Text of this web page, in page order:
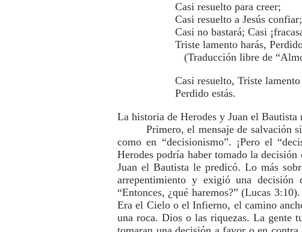
Casi resuelto para creer;
Casi resuelto a Jesús confiar;
Casi no bastará; Casi
Triste lamento harás,
(Traducción libre de
Casi resuelto, Triste lamento
Perdido estás.
La historia de Herodes y Juan el Bautista
Primero, el mensaje de salvación
como en “decisionismo”. ¡Pero el
Herodes podría haber tomado la
Juan el Bautista le predicó. Lo más
arrepentimiento y exigió una decisión
“Entonces, ¿qué haremos?” (Lucas
Era el Cielo o el Infierno, el camino
una roca. Dios o las riquezas. La gente